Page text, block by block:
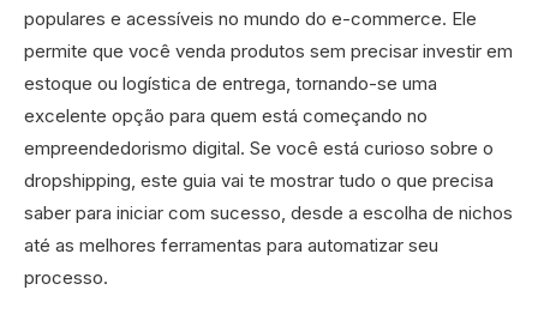
populares e acessíveis no mundo do e-commerce. Ele
permite que você venda produtos sem precisar investir em
estoque ou logística de entrega, tornando-se uma
excelente opção para quem está começando no
empreendedorismo digital. Se você está curioso sobre o
dropshipping, este guia vai te mostrar tudo o que precisa
saber para iniciar com sucesso, desde a escolha de nichos
até as melhores ferramentas para automatizar seu
processo.